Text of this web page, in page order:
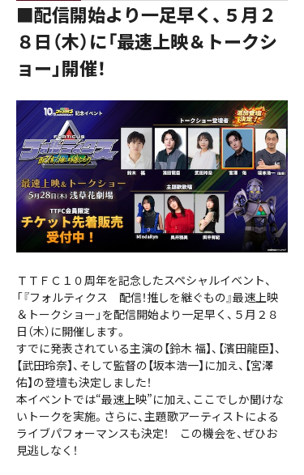
■配信開始より一足早く、５月２
８日（木）に「最速上映＆トークシ
ョー」開催！
ＴＴＦＣ１０周年を記念したスペシャルイベント、
「『フォルティクス 配信！推しを継ぐもの』最速上映
＆トークショー」を配信開始より一足早く、５月２８
日（木）に開催します。
すでに発表されている主演の【鈴木 福】、【濱田龍臣】、
【武田玲奈】、そして監督の【坂本浩一】に加え、【宮澤
佑】の登壇も決定しました！
本イベントでは“最速上映”に加え、ここでしか聞けな
いトークを実施。さらに、主題歌アーティストによる
ライブパフォーマンスも決定！ この機会を、ぜひお
見逃しなく！